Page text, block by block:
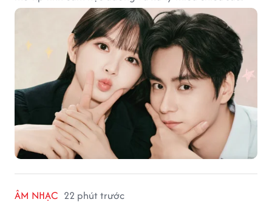
ÂM NHẠC 22 phút trước